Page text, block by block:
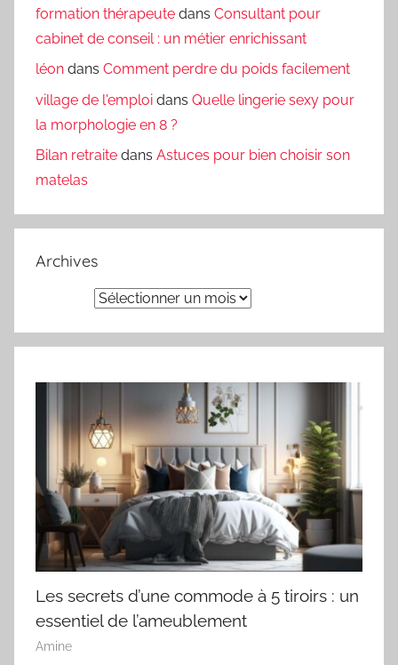
formation thérapeute dans Consultant pour
cabinet de conseil : un métier enrichissant
léon dans Comment perdre du poids facilement
village de l'emploi dans Quelle lingerie sexy pour
la morphologie en 8 ?
Bilan retraite dans Astuces pour bien choisir son
matelas
Archives
Les secrets d’une commode à 5 tiroirs : un
essentiel de l’ameublement
Amine